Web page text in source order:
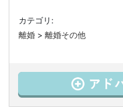
カテゴリ:
離婚 > 離婚その他